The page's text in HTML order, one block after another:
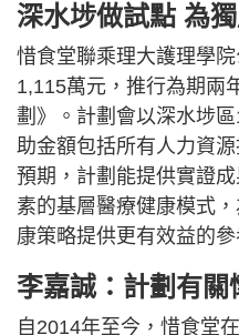
深水埗做試點 為
惜食堂聯乘理大護理學
1,115萬元，推行為期兩
劃》。計劃會以深水埗
助金額包括所有人力資
預期，計劃能提供實證
素的基層醫療健康模式
康策略提供更有效益的參
李嘉誠：計劃有關
自2014年至今，惜食堂